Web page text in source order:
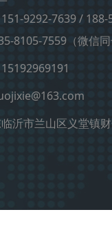
151-9292-7639
7559（微信同
沂市兰山区义堂镇